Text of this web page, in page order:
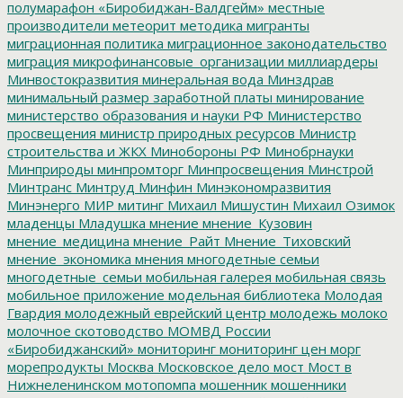
полумарафон «Биробиджан-Валдгейм» местные
производители метеорит методика мигранты
миграционная политика миграционное законодательство
миграция микрофинансовые_организации миллиардеры
Минвостокразвития минеральная вода Минздрав
минимальный размер заработной платы минирование
министерство образования и науки РФ Министерство
просвещения министр природных ресурсов Министр
строительства и ЖКХ Минобороны РФ Минобрнауки
Минприроды минпромторг Минпросвещения Минстрой
Минтранс Минтруд Минфин Минэкономразвития
Минэнерго МИР митинг Михаил Мишустин Михаил Озимок
младенцы Младушка мнение мнение_Кузовин
мнение_медицина мнение_Райт Мнение_Тиховский
мнение_экономика мнения многодетные семьи
многодетные_семьи мобильная галерея мобильная связь
мобильное приложение модельная библиотека Молодая
Гвардия молодежный еврейский центр молодежь молоко
молочное скотоводство МОМВД России
«Биробиджанский» мониторинг мониторинг цен морг
морепродукты Москва Московское дело мост Мост в
Нижнеленинском мотопомпа мошенник мошенники